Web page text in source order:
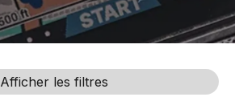
Afficher les filtres